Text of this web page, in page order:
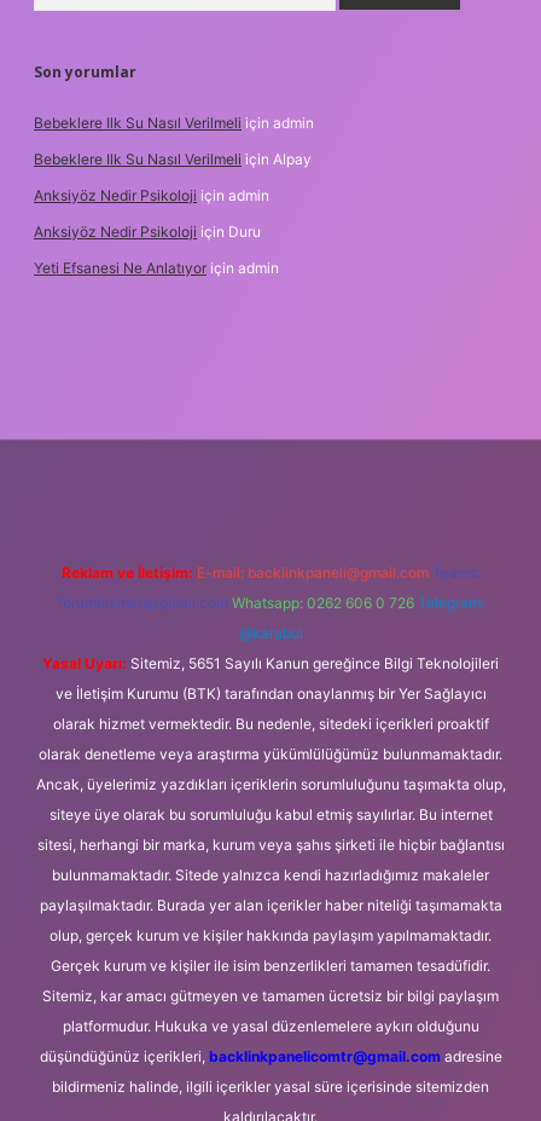
Son yorumlar
Bebeklere Ilk Su Nasıl Verilmeli için admin
Bebeklere Ilk Su Nasıl Verilmeli için Alpay
Anksiyöz Nedir Psikoloji için admin
Anksiyöz Nedir Psikoloji için Duru
Yeti Efsanesi Ne Anlatıyor için admin
Reklam ve İletişim: E-mail: backlinkpaneli@gmail.com Teams:
forumhizmeti@gmail.com Whatsapp: 0262 606 0 726 Telegram:
@karabul
Yasal Uyarı: Sitemiz, 5651 Sayılı Kanun gereğince Bilgi Teknolojileri
ve İletişim Kurumu (BTK) tarafından onaylanmış bir Yer Sağlayıcı
olarak hizmet vermektedir. Bu nedenle, sitedeki içerikleri proaktif
olarak denetleme veya araştırma yükümlülüğümüz bulunmamaktadır.
Ancak, üyelerimiz yazdıkları içeriklerin sorumluluğunu taşımakta olup,
siteye üye olarak bu sorumluluğu kabul etmiş sayılırlar. Bu internet
sitesi, herhangi bir marka, kurum veya şahıs şirketi ile hiçbir bağlantısı
bulunmamaktadır. Sitede yalnızca kendi hazırladığımız makaleler
paylaşılmaktadır. Burada yer alan içerikler haber niteliği taşımamakta
olup, gerçek kurum ve kişiler hakkında paylaşım yapılmamaktadır.
Gerçek kurum ve kişiler ile isim benzerlikleri tamamen tesadüfidir.
Sitemiz, kar amacı gütmeyen ve tamamen ücretsiz bir bilgi paylaşım
platformudur. Hukuka ve yasal düzenlemelere aykırı olduğunu
düşündüğünüz içerikleri, backlinkpanelicomtr@gmail.comadresine
bildirmeniz halinde, ilgili içerikler yasal süre içerisinde sitemizden
kaldırılacaktır.